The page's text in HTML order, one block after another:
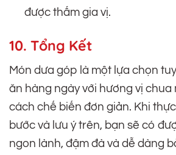
được thấm gia vị.
10. Tổng Kết
Món dưa góp là một lựa chọn
ăn hàng ngày với hương vị chua
cách chế biến đơn giản. Khi
bước và lưu ý trên, bạn sẽ có
ngon lành, đậm đà và dễ dàng